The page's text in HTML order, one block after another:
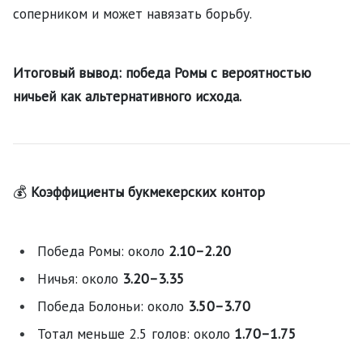
соперником и может навязать борьбу.
Итоговый вывод: победа Ромы с вероятностью
ничьей как альтернативного исхода.
💰 Коэффициенты букмекерских контор
Победа Ромы: около 2.10–2.20
Ничья: около 3.20–3.35
Победа Болоньи: около 3.50–3.70
Тотал меньше 2.5 голов: около 1.70–1.75